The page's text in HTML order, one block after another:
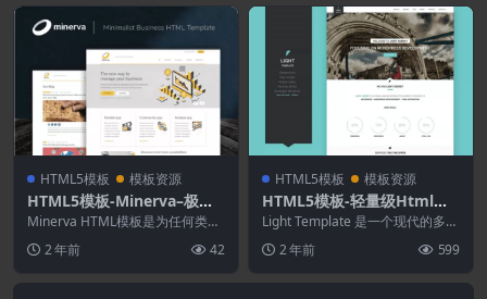
HTML5模板 模板资源
HTML5模板-Minerva–极简
主义商业HTML模板
Minerva HTML模板是为任何类型
计，该模板配...
2 年前 42
HTML5模板 模板资源
HTML5模板-轻量级Html一
页模板
Light Template 是一个现代的多用
公司...2 年前 599